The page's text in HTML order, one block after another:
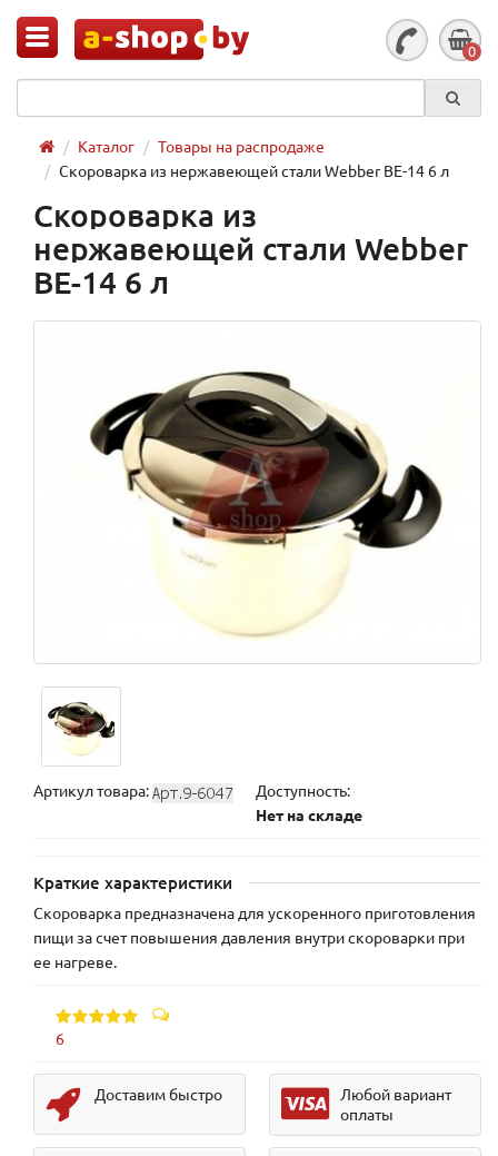
0
Каталог
Товары на распродаже
Скороварка из нержавеющей стали Webber BE-14 6 л
Скороварка из
нержавеющей стали Webber
BE-14 6 л
Артикул товара:
Доступность:
Нет на складе
Краткие характеристики
Скороварка предназначена для ускоренного приготовления
пищи за счет повышения давления внутри скороварки при
ее нагреве.
6
Доставим быстро
Любой вариант
оплаты